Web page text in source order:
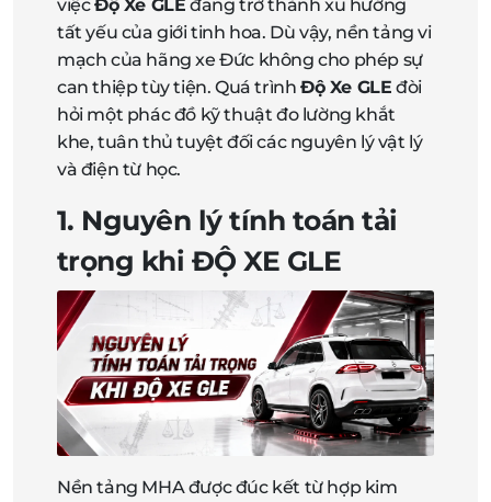
việcĐộ Xe GLE đang trở thành xu hướng
tất yếu của giới tinh hoa. Dù vậy, nền tảng vi
mạch của hãng xe Đức không cho phép sự
can thiệp tùy tiện. Quá trình Độ Xe GLE đòi
hỏi một phác đồ kỹ thuật đo lường khắt
khe, tuân thủ tuyệt đối các nguyên lý vật lý
và điện từ học.
1. Nguyên lý tính toán tải
trọng khi ĐỘ XE GLE
Nền tảng MHA được đúc kết từ hợp kim